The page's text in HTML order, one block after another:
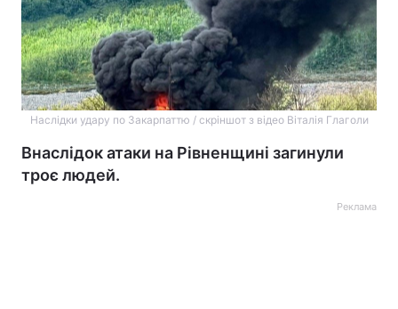
Наслідки удару по Закарпаттю / скріншот з відео Віталія Глаголи
Внаслідок атаки на Рівненщині загинули
троє людей.
Реклама